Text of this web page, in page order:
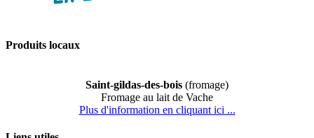
Produits locaux
Saint-gildas-des-bois (fromage)
Fromage au lait de Vache
Plus d'information en cliquant ici ...